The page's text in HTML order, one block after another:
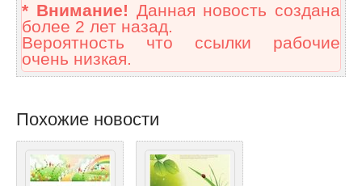
* Внимание! Данная новость создана
более 2 лет назад.
Вероятность что ссылки рабочие
очень низкая.
Похожие новости